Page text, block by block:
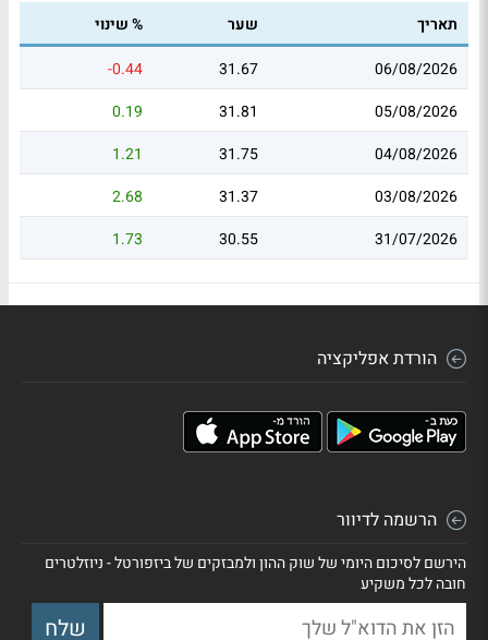
תאריך שער
% שינוי
06/08/2026
31.67
-0.44
05/08/2026
31.81
0.19
04/08/2026
31.75
1.21
03/08/2026
31.37
2.68
31/07/2026
30.55
1.73
הורדת אפליקציה
הרשמה לדיוור
הירשם לסיכום היומי של שוק ההון ולמבזקים של ביזפורטל - ניוזלטרים
חובה לכל משקיע